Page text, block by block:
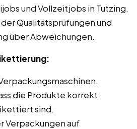
und Vollzeitjobs in Tutzing.
Qualitätsprüfungen und
über Abweichungen.
die Produkte korrekt
sind.
Verpackungen auf